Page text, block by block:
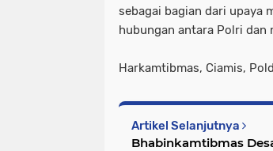
sebagai bagian dari upaya
hubungan antara Polri dan
Harkamtibmas, Ciamis,
Artikel Selanjutnya
Bhabinkamtibmas